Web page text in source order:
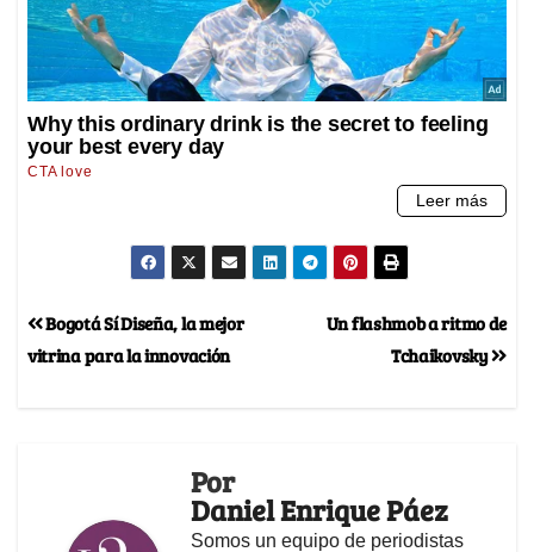
Un flashmob a ritmo de
Tchaikovsky
Bogotá Sí Diseña, la mejor
vitrina para la innovación
Por
Daniel Enrique Páez
Somos un equipo de periodistas